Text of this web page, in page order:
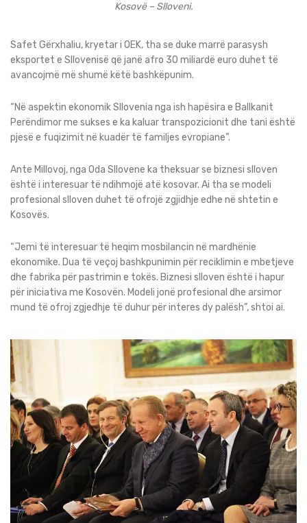
Kosovë – Slloveni.
Safet Gërxhaliu, kryetar i OEK, tha se duke marrë parasysh
eksportet e Sllovenisë që janë afro 30 miliardë euro duhet të
avancojmë më shumë këtë bashkëpunim.
“Në aspektin ekonomik Sllovenia nga ish hapësira e Ballkanit
Perëndimor me sukses e ka kaluar transpozicionit dhe tani është
pjesë e fuqizimit në kuadër të familjes evropiane”.
Ante Millovoj, nga Oda Sllovene ka theksuar se biznesi slloven
është i interesuar të ndihmojë atë kosovar. Ai tha se modeli
profesional slloven duhet të ofrojë zgjidhje edhe në shtetin e
Kosovës.
“Jemi të interesuar të heqim mosbilancin në mardhënie
ekonomike. Dua të veçoj bashkpunimin për reciklimin e mbetjeve
dhe fabrika për pastrimin e tokës. Biznesi slloven është i hapur
për iniciativa me Kosovën. Modeli jonë profesional dhe arsimor
mund të ofroj zgjedhje të duhur për interes dy palësh”, shtoi ai.